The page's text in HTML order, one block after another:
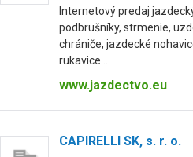
Internetový predaj
podbrušníky, strmenie,
chrániče, jazdecké
rukavice...
www.jazdectvo.eu
CAPIRELLI SK, s. r. o.